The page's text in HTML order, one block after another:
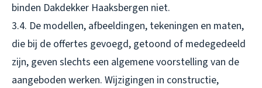
binden Dakdekker Haaksbergen niet.
3.4. De modellen, afbeeldingen, tekeningen en maten,
die bij de offertes gevoegd, getoond of medegedeeld
zijn, geven slechts een algemene voorstelling van de
aangeboden werken. Wijzigingen in constructie,